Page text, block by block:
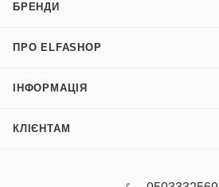
БРЕНДИ
ПРО ELFASHOP
ІНФОРМАЦІЯ
КЛІЄНТАМ